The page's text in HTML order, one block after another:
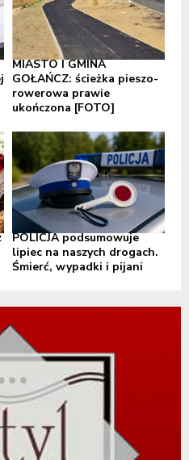
MIASTO I GMINA
GOŁAŃCZ: ścieżka pieszo-
rowerowa prawie
ukończona [FOTO]
POLICJA podsumowuje
lipiec na naszych drogach.
Śmierć, wypadki i pijani